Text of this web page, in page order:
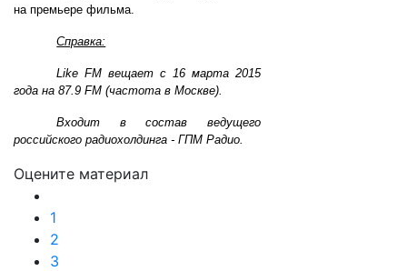
на премьере фильма.
Справка:
Like FM вещает с 16 марта 2015
года на 87.9 FM (частота в Москве).
Входит в состав ведущего
российского радиохолдинга - ГПМ Радио.
Оцените материал
1
2
3